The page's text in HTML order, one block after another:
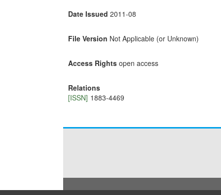
Date Issued 2011-08
File Version Not Applicable (or Unknown)
Access Rights open access
Relations
[ISSN] 1883-4469